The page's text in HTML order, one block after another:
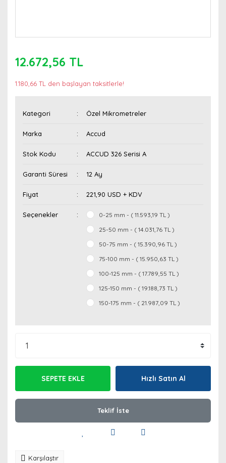
12.672,56 TL
1.180,66 TL den başlayan taksitlerle!
Kategori Özel Mikrometreler
Marka Accud
Stok Kodu ACCUD 326 Serisi A
Garanti Süresi 12 Ay
Fiyat 221,90 USD + KDV
Seçenekler
0-25 mm - ( 11.593,19 TL )
25-50 mm - ( 14.031,76 TL )
50-75 mm - ( 15.390,96 TL )
75-100 mm - ( 15.950,63 TL )
100-125 mm - ( 17.789,55 TL )
125-150 mm - ( 19.188,73 TL )
150-175 mm - ( 21.987,09 TL )
SEPETE EKLE Hızlı Satın Al
Teklif İste
Karşılaştır